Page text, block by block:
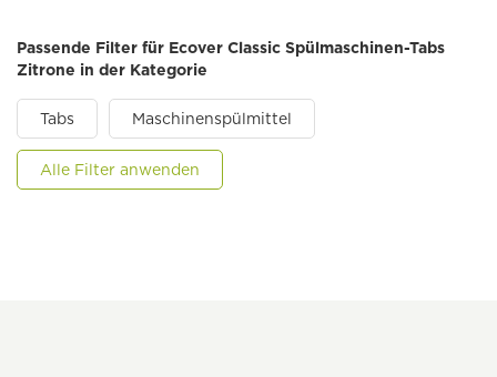
Passende Filter für Ecover Classic Spülmaschinen-Tabs
Zitrone in der Kategorie
Tabs Maschinenspülmittel
Alle Filter anwenden